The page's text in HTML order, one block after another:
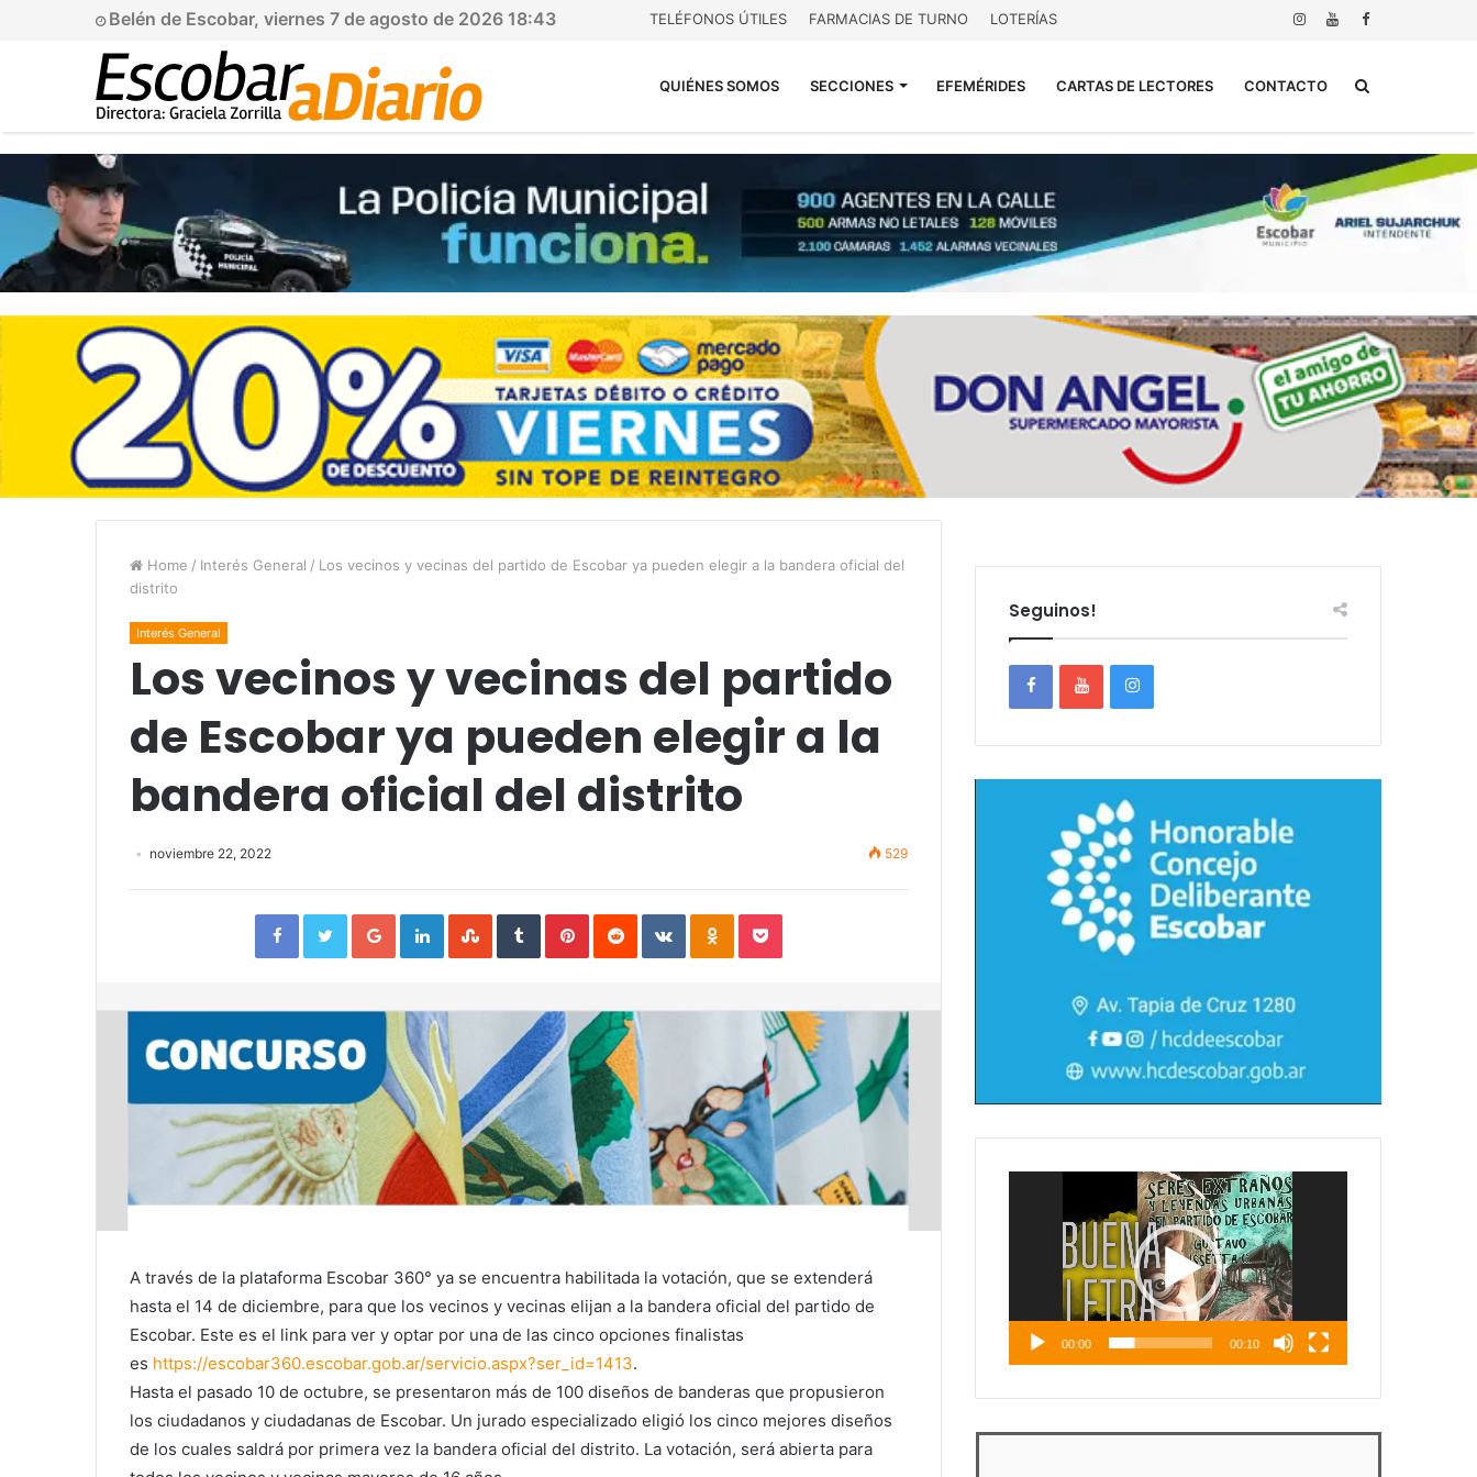
Belén de Escobar, viernes 7 de agosto de 2026 18:43 TELÉFONOS ÚTILES FARMACIAS DE TURNO LOTERÍAS
QUIÉNES SOMOS SECCIONES EFEMÉRIDES CARTAS DE LECTORES CONTACTO
Home / Interés General / Los vecinos y vecinas del partido de Escobar ya pueden elegir a la bandera oficial del
distrito
Interés General
Los vecinos y vecinas del partido
de Escobar ya pueden elegir a la
bandera oficial del distrito
noviembre 22, 2022 529
FacebookTwitterGoogle+LinkedInStumbleUpon
TumblrPinterestReddit VKontakteOdnoklassniki
Pocket
A través de la plataforma Escobar 360° ya se encuentra habilitada la votación, que se extenderá
hasta el 14 de diciembre, para que los vecinos y vecinas elijan a la bandera oficial del partido de
Escobar. Este es el link para ver y optar por una de las cinco opciones finalistas
es https://escobar360.escobar.gob.ar/servicio.aspx?ser_id=1413.
Hasta el pasado 10 de octubre, se presentaron más de 100 diseños de banderas que propusieron
los ciudadanos y ciudadanas de Escobar. Un jurado especializado eligió los cinco mejores diseños
de los cuales saldrá por primera vez la bandera oficial del distrito. La votación, será abierta para
Seguinos!
00:00 00:10